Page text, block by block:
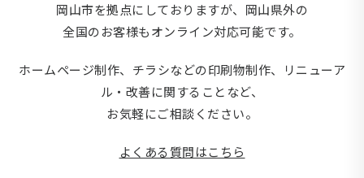
岡山市を拠点にしておりますが、岡山県外の
全国のお客様もオンライン対応可能です。
ホームページ制作、チラシなどの印刷物制作、
リニューア
ル・改善に関することなど、
お気軽にご相談ください。
よくある質問はこちら